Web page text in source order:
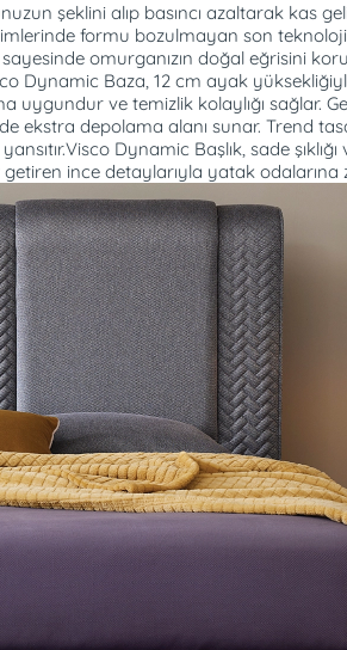
şeklini alıp basıncı azaltarak kas
formu bozulmayan son teknoloji
omurganızın doğal eğrisini
Dynamic Baza, 12 cm ayak
uygundur ve temizlik kolaylığı sağlar.
ekstra depolama alanı sunar. Trend
Dynamic Başlık, sade şıklığı
ince detaylarıyla yatak odalarına
Alerji riskini önlemeye yardımcı olur.
Sabahları yorgun uyanma hissini
yardımcı olur.
Sırt ağrılarını önlemeye yardımcı olur.
Eşlerin birbirlerinin uyku sırasındaki
hareketlerinden etkilenmemelerini sağlar.